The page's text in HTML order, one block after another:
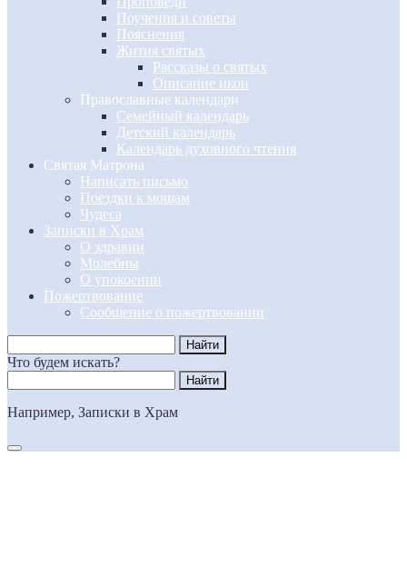
Поучения и советы
Пояснения
Жития святых
Рассказы о святых
Описание икон
Православные календари
Семейный календарь
Детский календарь
Календарь духовного чтения
Святая Матрона
Написать письмо
Поездки к мощам
Чудеса
Записки в Храм
О здравии
Молебны
О упокоении
Пожертвование
Сообщение о пожертвовании
Что будем искать?
Например, Записки в Храм